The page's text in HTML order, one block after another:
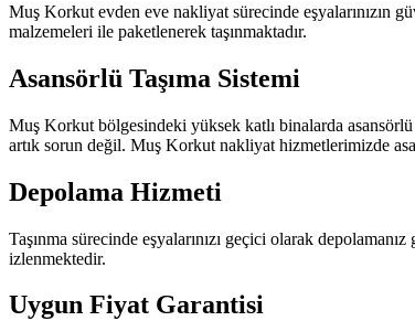
Muş Korkut evden eve nakliyat sürecinde eşyalarınızın
malzemeleri ile paketlenerek taşınmaktadır.
Asansörlü Taşıma Sistemi
Muş Korkut bölgesindeki yüksek katlı binalarda asansörlü
artık sorun değil. Muş Korkut nakliyat hizmetlerimizde
Depolama Hizmeti
Taşınma sürecinde eşyalarınızı geçici olarak
izlenmektedir.
Uygun Fiyat Garantisi